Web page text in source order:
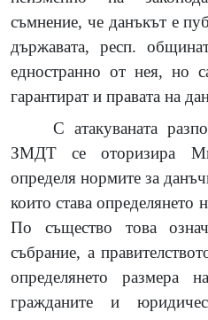
съмнение, че данъкът е
държавата, респ.
едностранно от нея, но
гарантират и правата на
С атакуваната
ЗМДТ се оторизира
определя нормите за
които става определянето
По същество това
събрание, а
определянето размера
гражданите и